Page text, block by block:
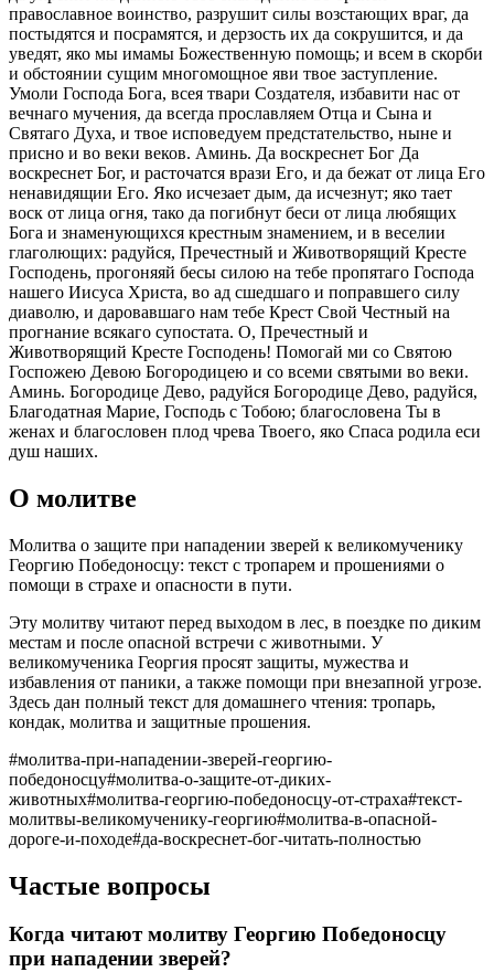
православное воинство, разрушит силы возстающих враг, да
постыдятся и посрамятся, и дерзость их да сокрушится, и да
уведят, яко мы имамы Божественную помощь; и всем в скорби
и обстоянии сущим многомощное яви твое заступление.
Умоли Господа Бога, всея твари Создателя, избавити нас от
вечнаго мучения, да всегда прославляем Отца и Сына и
Святаго Духа, и твое исповедуем предстательство, ныне и
присно и во веки веков. Аминь. Да воскреснет Бог Да
воскреснет Бог, и расточатся врази Его, и да бежат от лица Его
ненавидящии Его. Яко исчезает дым, да исчезнут; яко тает
воск от лица огня, тако да погибнут беси от лица любящих
Бога и знаменующихся крестным знамением, и в веселии
глаголющих: радуйся, Пречестный и Животворящий Кресте
Господень, прогоняяй бесы силою на тебе пропятаго Господа
нашего Иисуса Христа, во ад сшедшаго и поправшего силу
диаволю, и даровавшаго нам тебе Крест Свой Честный на
прогнание всякаго супостата. О, Пречестный и
Животворящий Кресте Господень! Помогай ми со Святою
Госпожею Девою Богородицею и со всеми святыми во веки.
Аминь. Богородице Дево, радуйся Богородице Дево, радуйся,
Благодатная Марие, Господь с Тобою; благословена Ты в
женах и благословен плод чрева Твоего, яко Спаса родила еси
душ наших.
О молитве
Молитва о защите при нападении зверей к великомученику
Георгию Победоносцу: текст с тропарем и прошениями о
помощи в страхе и опасности в пути.
Эту молитву читают перед выходом в лес, в поездке по диким
местам и после опасной встречи с животными. У
великомученика Георгия просят защиты, мужества и
избавления от паники, а также помощи при внезапной угрозе.
Здесь дан полный текст для домашнего чтения: тропарь,
кондак, молитва и защитные прошения.
#молитва-при-нападении-зверей-георгию-
победоносцу#молитва-о-защите-от-диких-
животных#молитва-георгию-победоносцу-от-страха#текст-
молитвы-великомученику-георгию#молитва-в-опасной-
дороге-и-походе#да-воскреснет-бог-читать-полностью
Частые вопросы
Когда читают молитву Георгию Победоносцу
при нападении зверей?